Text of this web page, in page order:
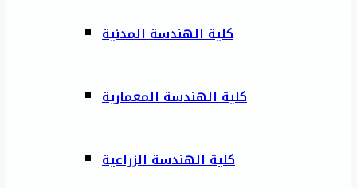
كلية الهندسة المدنية
كلية الهندسة المعمارية
كلية الهندسة الزراعية